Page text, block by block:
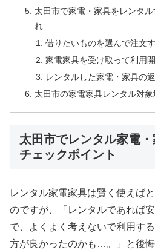
太田市で家電・家具をレンタ
れ
借りたいものを選んで注文
家電家具を受け取って利用
レンタルした家電・家具の
太田市の家電家具レンタル対
太田市でレンタル家電
チェックポイント
レンタル家電家具は賢く使えば
のですが、「レンタルであれば
で、よくよく考えないで利用す
方が良かったのかも…。」と後